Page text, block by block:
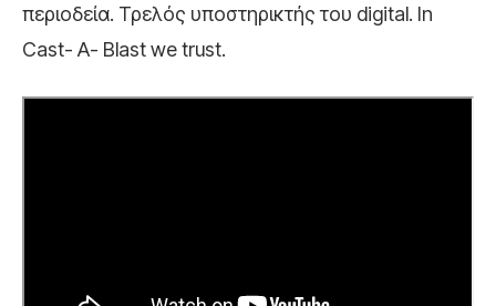
περιοδεία. Τρελός υποστηρικτής του digital. Ιn
Cast- A- Blast we trust.